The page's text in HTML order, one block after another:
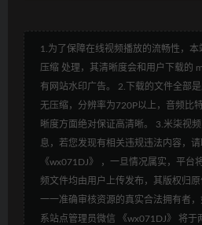
1.为了保障在线视频播放的流畅性，本
压缩 处理，其清晰度会和用户下载的
有网站水印广告。 2.下载的文件全部
无压缩，分辨率为720P以上，音频比
晰度方面绝对保证高清晰。 3.米柒视
息，若您发现有相关违规违法内容，
《wx071DJ》 ，一旦情况属实，平台
频文件均由用户上传发布，其版权归
一一准确审核资源的真实合法拥有者
系站点管理员微信 《wx071DJ》 将于